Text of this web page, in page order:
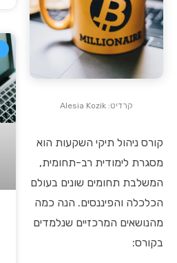
קרדיט: Alesia Kozik
קורס ניהול תיקי השקעות הוא
מסגרת לימודית רב-תחומית,
המשלבת תחומים שונים בעולם
הכלכלה והפיננסים. הנה כמה
מהנושאים המרכזיים שנלמדים
בקורס: